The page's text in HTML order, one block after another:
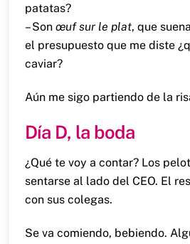
patatas?
– Son œuf sur le plat, que
el presupuesto que me diste
caviar?
Aún me sigo partiendo de la
Día D, la boda
¿Qué te voy a contar? Los
sentarse al lado del CEO. El
con sus colegas.
Se va comiendo, bebiendo.